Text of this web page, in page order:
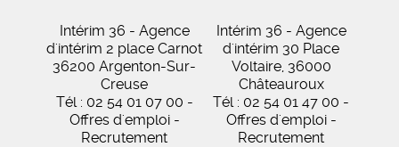
Intérim 36 - Agence
d'intérim 2 place Carnot
36200 Argenton-Sur-
Creuse
Tél : 02 54 01 07 00 -
Offres d'emploi -
Recrutement
Intérim 36 - Agence
d'intérim 30 Place
Voltaire, 36000
Châteauroux
Tél : 02 54 01 47 00 -
Offres d'emploi -
Recrutement